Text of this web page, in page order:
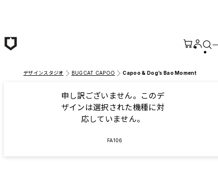
デザインスタジオ BUGCAT CAPOO Capoo & Dog’s Bao Moment
申し訳ございません。このデ
ザインは選択された機種に対
応していません。
FA106